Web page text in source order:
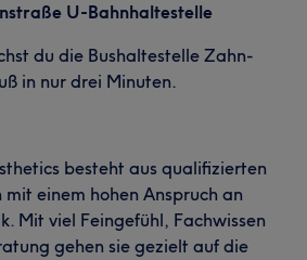
U-Bahnhaltestelle
du die Bushaltestelle Zahn-
in nur drei Minuten.
besteht aus qualifizierten
einem hohen Anspruch an
Mit viel Feingefühl, Fachwissen
gehen sie gezielt auf die